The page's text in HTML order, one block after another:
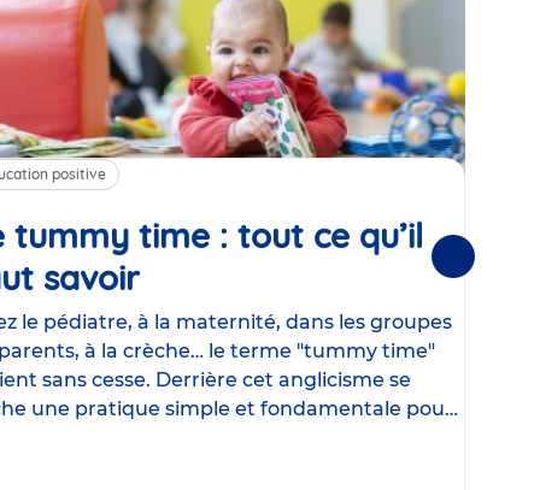
positive
tummy time : tout ce qu’il
savoirArticle
le pédiatre, à la maternité, dans les groupes
à la crèche… le terme "tummy time"
sans cesse. Derrière cet anglicisme se
une pratique simple et fondamentale pour
Suivantes